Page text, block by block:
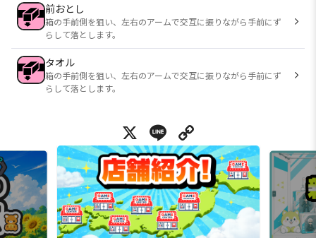
前おとし
箱の手前側を狙い、左右のアームで交互に振りながら手前にず
らして落とします。
タオル
箱の手前側を狙い、左右のアームで交互に振りながら手前にず
らして落とします。
X Line